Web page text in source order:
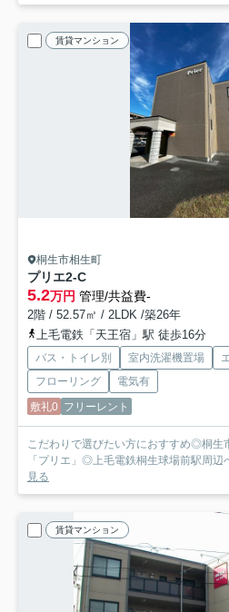
賃貸マンション
桐生市相生町
プリエ2-C
5.2万円 管理/共益費-
2階 / 52.57㎡ / 2LDK /築26年
上毛電鉄「天王宿」駅 徒歩16分
バス・トイレ別 室内洗濯機置場
フローリング
電気有
敷礼0 フリーレント
こだわりで選びたい方におすすめ◎桐生
「プリエ」◎上毛電鉄桐生球場前駅周辺
見る
賃貸マンション